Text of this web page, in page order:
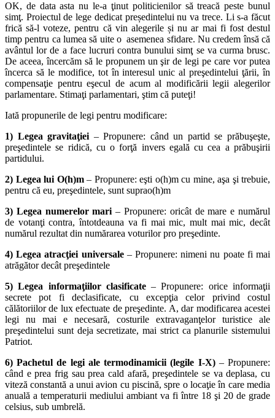
OK, de data asta nu le-a ţinut politicienilor să treacă peste bunul
simţ. Proiectul de lege dedicat președintelui nu va trece. Li s-a făcut
frică să-l voteze, pentru că vin alegerile și nu ar mai fi fost destul
timp pentru ca lumea să uite o asemenea sfidare. Nu credem însă că
avântul lor de a face lucruri contra bunului simţ se va curma brusc.
De aceea, încercăm să le propunem un şir de legi pe care vor putea
încerca să le modifice, tot în interesul unic al preşedintelui ţării, în
compensaţie pentru eşecul de acum al modificării legii alegerilor
parlamentare. Stimaţi parlamentari, ştim că puteţi!
Iată propunerile de legi pentru modificare:
1) Legea gravitaţiei – Propunere: când un partid se prăbuşeşte,
preşedintele se ridică, cu o forţă invers egală cu cea a prăbuşirii
partidului.
2) Legea lui O(h)m– Propunere: eşti o(h)m cu mine, aşa şi trebuie,
pentru că eu, preşedintele, sunt suprao(h)m
3) Legea numerelor mari – Propunere: oricât de mare e numărul
de votanţi contra, întotdeauna va fi mai mic, mult mai mic, decât
numărul rezultat din numărarea voturilor pro preşedinte.
4) Legea atracţiei universale– Propunere: nimeni nu poate fi mai
atrăgător decât preşedintele
5) Legea informaţiilor clasificate– Propunere: orice informaţii
secrete pot fi declasificate, cu excepţia celor privind costul
călătoriilor de lux efectuate de preşedinte. A, dar modificarea acestei
legi nu mai e necesară, costurile extravaganţelor turistice ale
preşedintelui sunt deja secretizate, mai strict ca planurile sistemului
Patriot.
6) Pachetul de legi ale termodinamicii (legile I-X)– Propunere:
când e prea frig sau prea cald afară, preşedintele se va deplasa, cu
viteză constantă a unui avion cu piscină, spre o locaţie în care media
anuală a temperaturii mediului ambiant va fi între 18 şi 20 de grade
celsius, sub umbrelă.